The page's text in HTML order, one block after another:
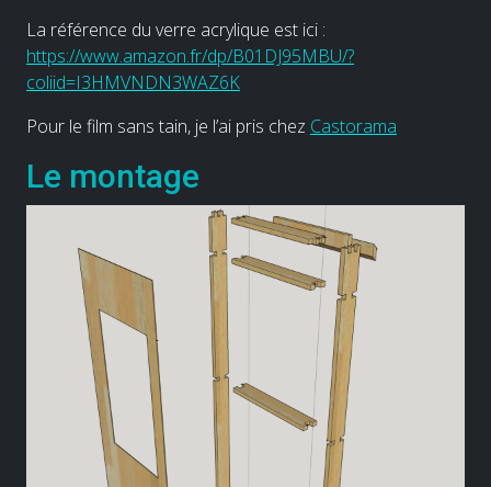
La référence du verre acrylique est ici :
https://www.amazon.fr/dp/B01DJ95MBU/?
coliid=I3HMVNDN3WAZ6K
Pour le film sans tain, je l’ai pris chez Castorama
Le montage